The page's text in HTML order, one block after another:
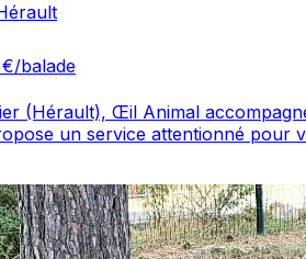
/balade
Œil Animal accompagne les
attentionné pour votre compagnon avec respect et amour.